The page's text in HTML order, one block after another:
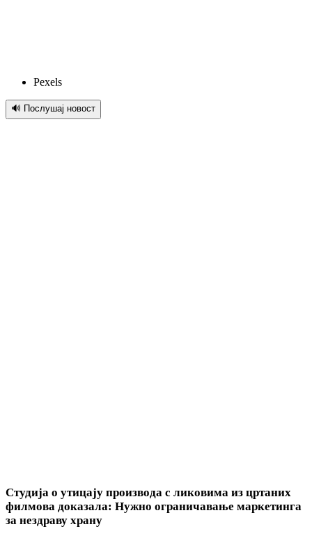
Pexels
🔊 Послушај новост
Студија о утицају производа с ликовима из цртаних
филмова доказала: Нужно ограничавање маркетинга
за нездраву храну